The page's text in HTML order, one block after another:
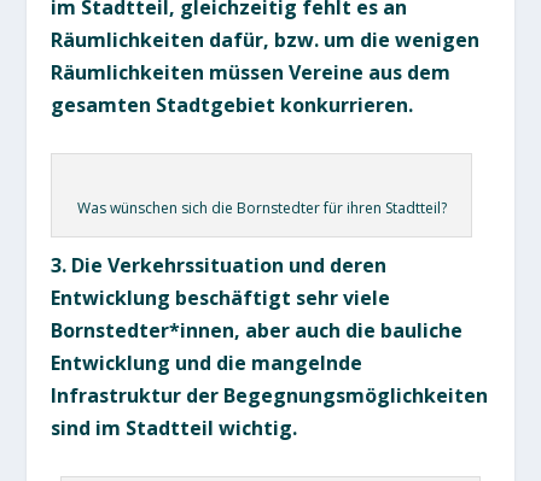
im Stadtteil, gleichzeitig fehlt es an
Räumlichkeiten dafür, bzw. um die wenigen
Räumlichkeiten müssen Vereine aus dem
gesamten Stadtgebiet konkurrieren.
Was wünschen sich die Bornstedter für ihren Stadtteil?
3. Die Verkehrssituation und deren
Entwicklung beschäftigt sehr viele
Bornstedter*innen, aber auch die bauliche
Entwicklung und die mangelnde
Infrastruktur der Begegnungsmöglichkeiten
sind im Stadtteil wichtig.